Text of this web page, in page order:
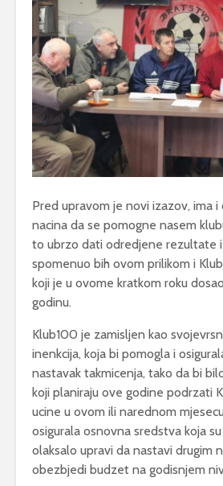
Pred upravom je novi izazov, ima
nacina da se pomogne nasem
to ubrzo dati odredjene rezultate i
spomenuo bih ovom prilikom i
koji je u ovome kratkom roku
godinu.
Klub100 je zamisljen kao
inenkcija, koja bi pomogla i
nastavak takmicenja, tako da bi
koji planiraju ove godine podrzati
ucine u ovom ili narednom
osigurala osnovna sredstva koja
olaksalo upravi da nastavi drugim
obezbjedi budzet na godisnjem